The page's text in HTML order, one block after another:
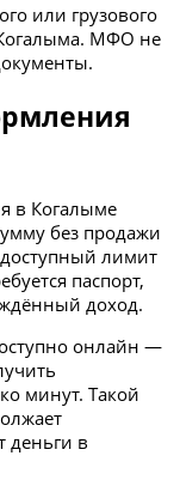
или грузового
МФО не
в Когалыме
без продажи
лимит
паспорт,
доход.
онлайн —
минут. Такой
деньги в